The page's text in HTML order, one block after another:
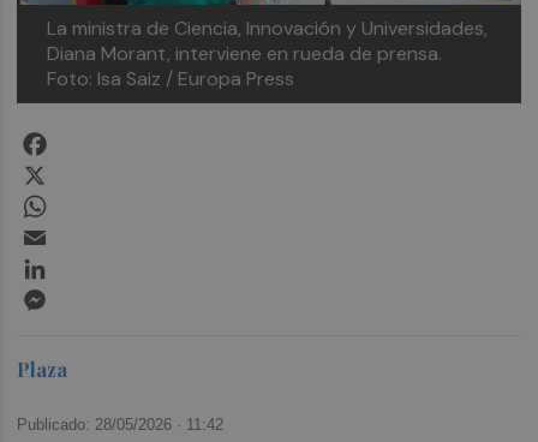
La ministra de Ciencia, Innovación y Universidades,
Diana Morant, interviene en rueda de prensa.
Foto: Isa Saiz / Europa Press
Plaza
Publicado: 28/05/2026 · 11:42